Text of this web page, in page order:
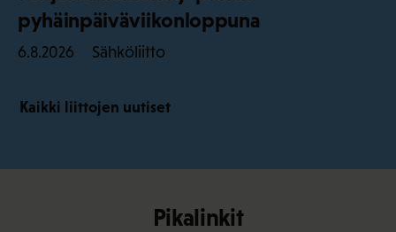
pyhäinpäiväviikonloppuna
6.8.2026 Sähköliitto
Kaikki liittojen uutiset
Pikalinkit